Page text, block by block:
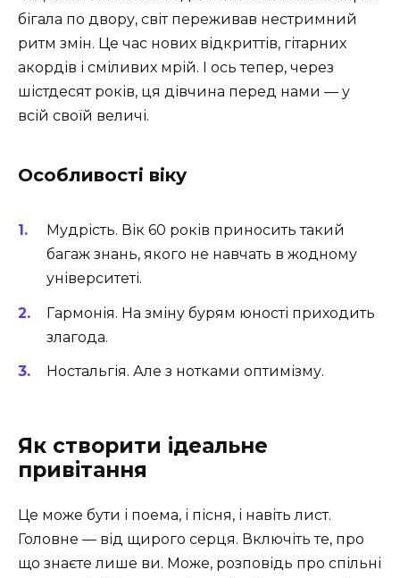
бігала по двору, світ переживав нестримний
ритм змін. Це час нових відкриттів, гітарних
акордів і сміливих мрій. І ось тепер, через
шістдесят років, ця дівчина перед нами — у
всій своїй величі.
Особливості віку
Мудрість. Вік 60 років приносить такий
багаж знань, якого не навчать в жодному
університеті.
Гармонія. На зміну бурям юності приходить
злагода.
Ностальгія. Але з нотками оптимізму.
Як створити ідеальне
привітання
Це може бути і поема, і пісня, і навіть лист.
Головне — від щирого серця. Включіть те, про
що знаєте лише ви. Може, розповідь про спільні